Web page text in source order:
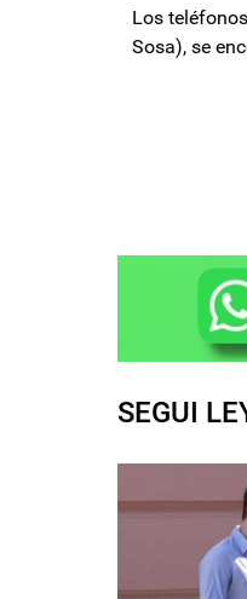
Los
Sosa), se
SEGUI